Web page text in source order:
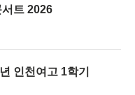
트 2026
인천여고 1학기